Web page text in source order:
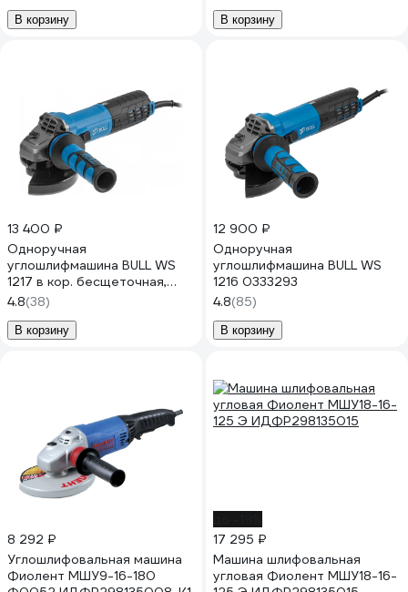
В корзину В корзину
13 400 ₽
Одноручная
углошлифмашина BULL WS
1217 в кор. бесщеточная,
регулировка оборотов, 125
мм, 1600 Вт, плавный пуск, 4
м 1333485
4.8(38)
В корзину
12 900 ₽
Одноручная
углошлифмашина BULL WS
1216 0333293
4.8(85)
В корзину
8 292 ₽
Углошлифовальная машина
Фиолент МШУ9-16-180
17 295 ₽
Машина шлифовальная
угловая Фиолент МШУ18-16-